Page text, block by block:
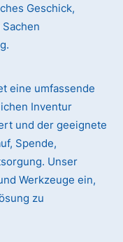
Geschick,
eine umfassende
Inventur
und der geeignete
Spende,
Unser
Werkzeuge ein,
zu